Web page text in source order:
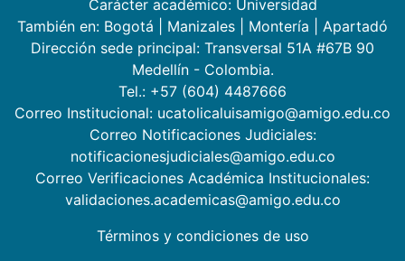
Carácter académico: Universidad
También en: Bogotá Manizales Montería
Apartadó
Dirección sede principal: Transversal 51A #67B 90
Medellín - Colombia.
Tel.: +57 (604) 4487666
Correo Institucional: ucatolicaluisamigo@amigo.edu.co
Correo Notificaciones Judiciales:
notificacionesjudiciales@amigo.edu.co
Correo Verificaciones Académica Institucionales:
validaciones.academicas@amigo.edu.co
Términos y condiciones de uso